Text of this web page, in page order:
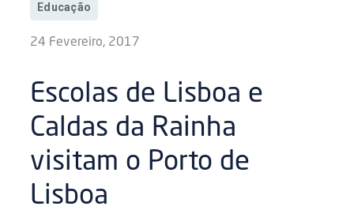
Educação
24 Fevereiro, 2017
Escolas de Lisboa e
Caldas da Rainha
visitam o Porto de
Lisboa